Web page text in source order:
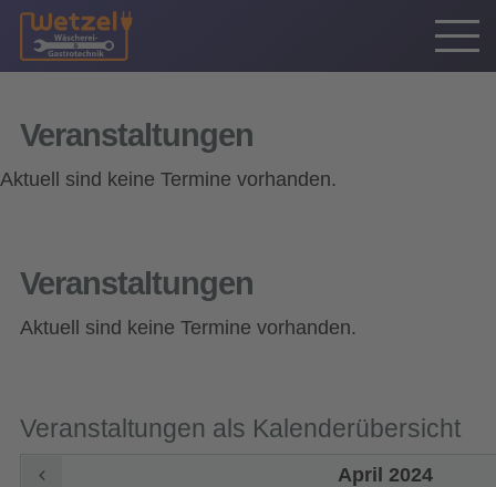
Veranstaltungen
Aktuell sind keine Termine vorhanden.
Veranstaltungen
Aktuell sind keine Termine vorhanden.
Veranstaltungen als Kalenderübersicht
April 2024